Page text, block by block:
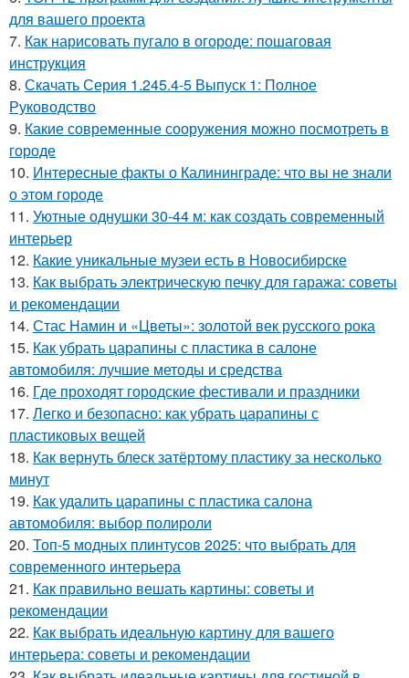
для вашего проекта
7. Как нарисовать пугало в огороде: пошаговая
инструкция
8. Скачать Серия 1.245.4-5 Выпуск 1: Полное
Руководство
9. Какие современные сооружения можно посмотреть в
городе
10. Интересные факты о Калининграде: что вы не знали
о этом городе
11. Уютные однушки 30-44 м: как создать современный
интерьер
12. Какие уникальные музеи есть в Новосибирске
13. Как выбрать электрическую печку для гаража: советы
и рекомендации
14. Стас Намин и «Цветы»: золотой век русского рока
15. Как убрать царапины с пластика в салоне
автомобиля: лучшие методы и средства
16. Где проходят городские фестивали и праздники
17. Легко и безопасно: как убрать царапины с
пластиковых вещей
18. Как вернуть блеск затёртому пластику за несколько
минут
19. Как удалить царапины с пластика салона
автомобиля: выбор полироли
20. Топ-5 модных плинтусов 2025: что выбрать для
современного интерьера
21. Как правильно вешать картины: советы и
рекомендации
22. Как выбрать идеальную картину для вашего
интерьера: советы и рекомендации